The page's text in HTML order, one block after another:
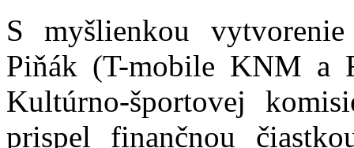
S myšlienkou
Piňák (T-mobile KNM a
Kultúrno-športovej
prispel finančnou